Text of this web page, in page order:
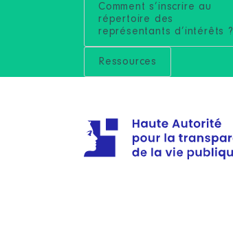
Comment s’inscrire au
répertoire des
représentants d’intérêts ?
Ressources